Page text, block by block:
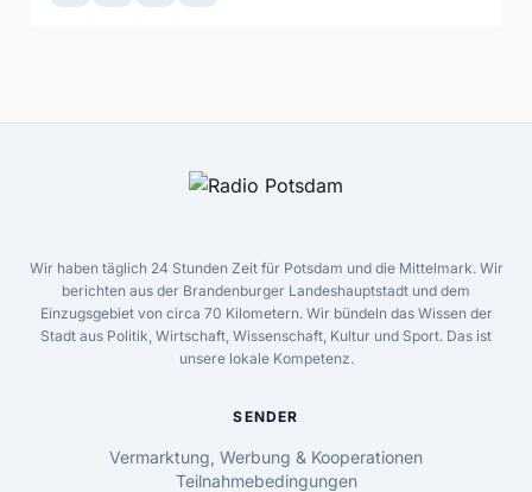
Wir haben täglich 24 Stunden Zeit für Potsdam und die Mittelmark. Wir
berichten aus der Brandenburger Landeshauptstadt und dem
Einzugsgebiet von circa 70 Kilometern. Wir bündeln das Wissen der
Stadt aus Politik, Wirtschaft, Wissenschaft, Kultur und Sport. Das ist
unsere lokale Kompetenz.
SENDER
Vermarktung, Werbung & Kooperationen
Teilnahmebedingungen